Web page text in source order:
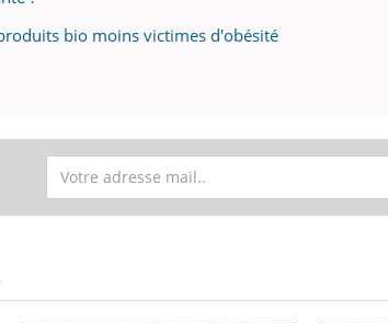
bio moins victimes d'obésité